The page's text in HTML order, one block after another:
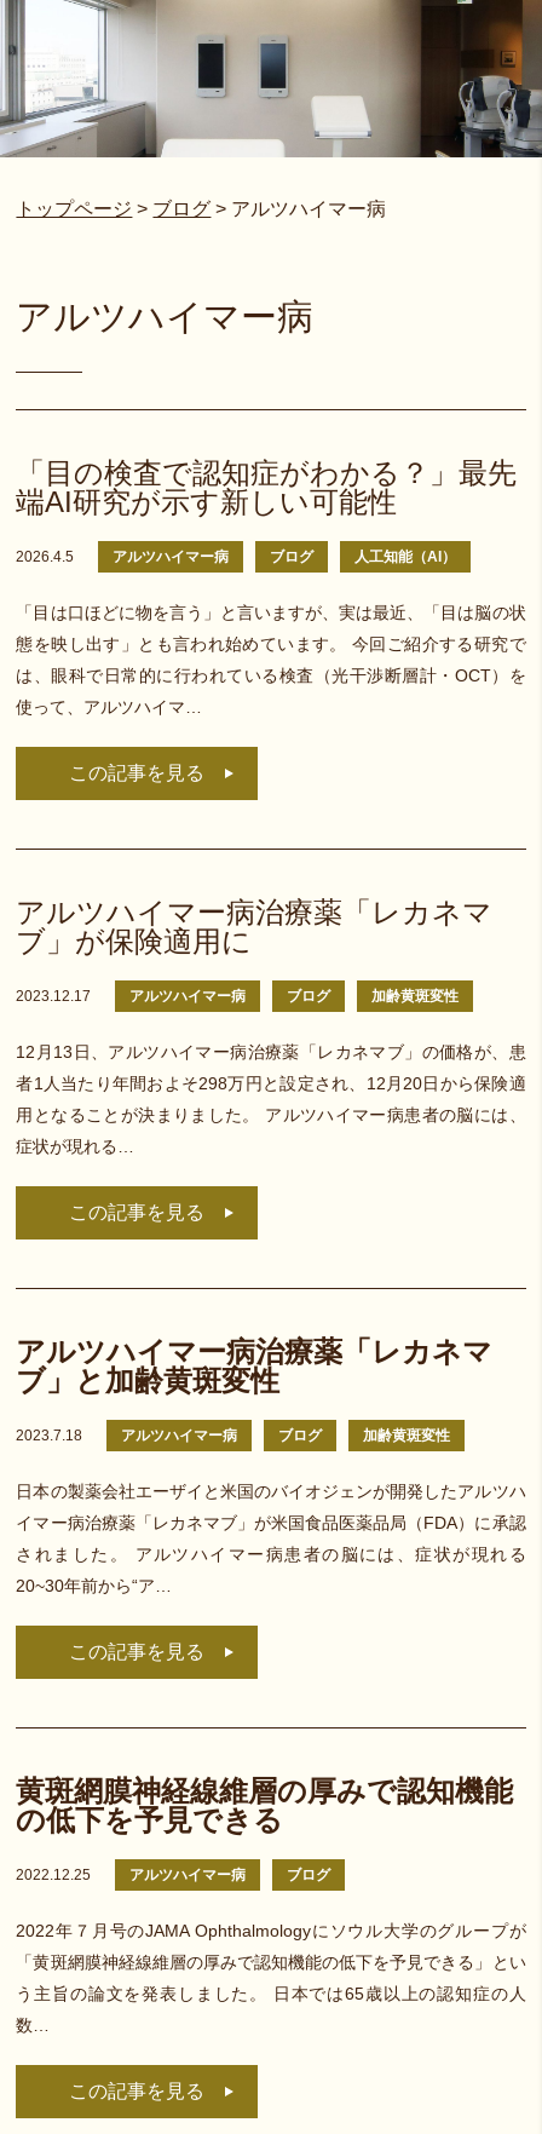
トップページ > ブログ > アルツハイマー病
アルツハイマー病
「目の検査で認知症がわかる？」最先
端AI研究が示す新しい可能性
2026.4.5 アルツハイマー病 ブログ 人工知能（AI）
「目は口ほどに物を言う」と言いますが、実は最近、「目は脳の状
態を映し出す」とも言われ始めています。 今回ご紹介する研究で
は、眼科で日常的に行われている検査（光干渉断層計・OCT）を
使って、アルツハイマ…
この記事を見る
アルツハイマー病治療薬「レカネマ
ブ」が保険適用に
2023.12.17 アルツハイマー病 ブログ 加齢黄斑変性
12月13日、アルツハイマー病治療薬「レカネマブ」の価格が、患
者1人当たり年間およそ298万円と設定され、12月20日から保険適
用となることが決まりました。 アルツハイマー病患者の脳には、
症状が現れる…
この記事を見る
アルツハイマー病治療薬「レカネマ
ブ」と加齢黄斑変性
2023.7.18 アルツハイマー病 ブログ 加齢黄斑変性
日本の製薬会社エーザイと米国のバイオジェンが開発したアルツハ
イマー病治療薬「レカネマブ」が米国食品医薬品局（FDA）に承認
されました。 アルツハイマー病患者の脳には、症状が現れる
20~30年前から“ア…
この記事を見る
黄斑網膜神経線維層の厚みで認知機能
の低下を予見できる
2022.12.25 アルツハイマー病 ブログ
2022年７月号のJAMA Ophthalmologyにソウル大学のグループが
「黄斑網膜神経線維層の厚みで認知機能の低下を予見できる」とい
う主旨の論文を発表しました。 日本では65歳以上の認知症の人
数…
この記事を見る